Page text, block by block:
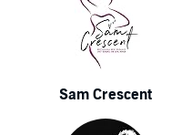
Sam Crescent